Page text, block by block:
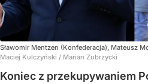
Sławomir Mentzen (Konfederacja), Mateusz
Maciej Kulczyński / Marian Zubrzycki
Koniec z przekupywaniem